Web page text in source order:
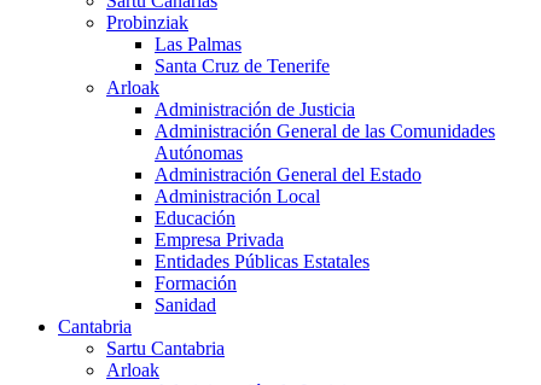
Probinziak
Las Palmas
Santa Cruz de Tenerife
Arloak
Administración de Justicia
Administración General de las Comunidades
Autónomas
Administración General del Estado
Administración Local
Educación
Empresa Privada
Entidades Públicas Estatales
Formación
Sanidad
Cantabria
Sartu Cantabria
Arloak